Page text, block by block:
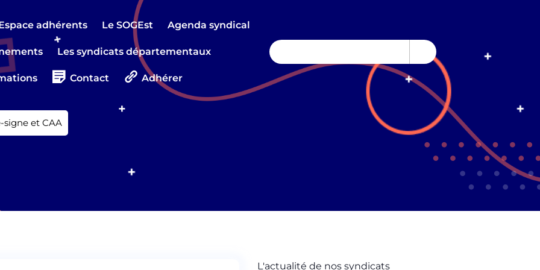
adhérents Le SOGEst Agenda syndical
Les syndicats départementaux
Contact Adhérer
signe et CAA
L'actualité de nos syndicats